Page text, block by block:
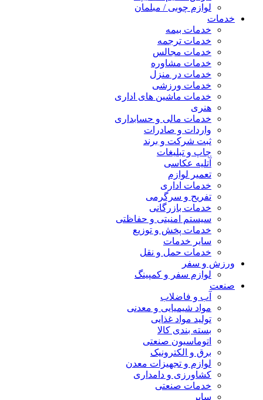
لوازم چوبی / مبلمان
خدمات
خدمات بیمه
خدمات ترجمه
خدمات مجالس
خدمات مشاوره
خدمات در منزل
خدمات ورزشی
خدمات ماشین های اداری
هنری
خدمات مالی و حسابداری
واردات و صادرات
ثبت شرکت و برند
چاپ و تبلیغات
آتلیه عکاسی
تعمیر لوازم
خدمات اداری
تفریح و سرگرمی
خدمات بازرگانی
سیستم امنیتی و حفاظتی
خدمات پخش و توزیع
سایر خدمات
خدمات حمل و نقل
ورزش و سفر
لوازم سفر و کمپینگ
صنعت
آب و فاضلاب
مواد شیمیایی و معدنی
تولید مواد غذایی
بسته بندی کالا
اتوماسیون صنعتی
برق و الکترونیک
لوازم و تجهیزات معدن
کشاورزی و دامداری
خدمات صنعتی
سایر